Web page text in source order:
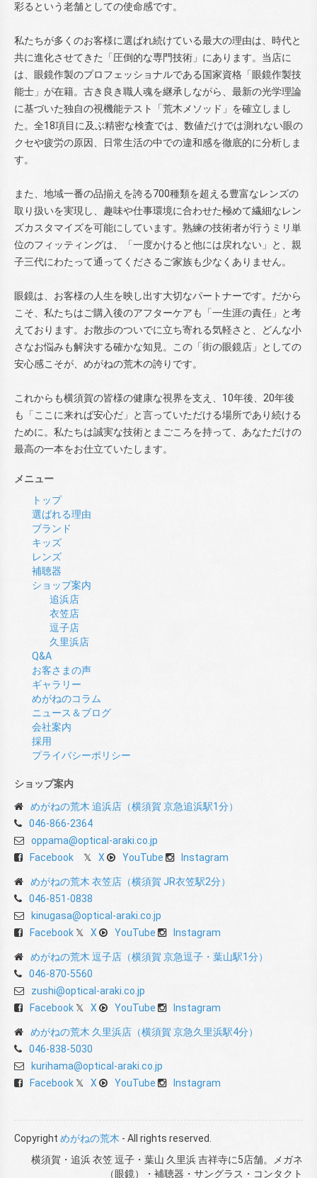
彩るという老舗としての使命感です。
私たちが多くのお客様に選ばれ続けている最大の理由は、時代と
共に進化させてきた「圧倒的な専門技術」にあります。当店に
は、眼鏡作製のプロフェッショナルである国家資格「眼鏡作製技
能士」が在籍。古き良き職人魂を継承しながら、最新の光学理論
に基づいた独自の視機能テスト「荒木メソッド」を確立しまし
た。全18項目に及ぶ精密な検査では、数値だけでは測れない眼の
クセや疲労の原因、日常生活の中での違和感を徹底的に分析しま
す。
また、地域一番の品揃えを誇る700種類を超える豊富なレンズの
取り扱いを実現し、趣味や仕事環境に合わせた極めて繊細なレン
ズカスタマイズを可能にしています。熟練の技術者が行うミリ単
位のフィッティングは、「一度かけると他には戻れない」と、親
子三代にわたって通ってくださるご家族も少なくありません。
眼鏡は、お客様の人生を映し出す大切なパートナーです。だから
こそ、私たちはご購入後のアフターケアも「一生涯の責任」と考
えております。お散歩のついでに立ち寄れる気軽さと、どんな小
さなお悩みも解決する確かな知見。この「街の眼鏡店」としての
安心感こそが、めがねの荒木の誇りです。
これからも横須賀の皆様の健康な視界を支え、10年後、20年後
も「ここに来れば安心だ」と言っていただける場所であり続ける
ために。私たちは誠実な技術とまごころを持って、あなただけの
最高の一本をお仕立ていたします。
メニュー
トップ
選ばれる理由
ブランド
キッズ
レンズ
補聴器
ショップ案内
追浜店
衣笠店
逗子店
久里浜店
Q&A
お客さまの声
ギャラリー
めがねのコラム
ニュース＆ブログ
会社案内
採用
プライバシーポリシー
ショップ案内
めがねの荒木 追浜店（横須賀 京急追浜駅1分）
046-866-2364
oppama@optical-araki.co.jp
Facebook
X YouTube Instagram
めがねの荒木 衣笠店（横須賀 JR衣笠駅2分）
046-851-0838
kinugasa@optical-araki.co.jp
Facebook
X YouTube Instagram
めがねの荒木 逗子店（横須賀 京急逗子・葉山駅1分）
046-870-5560
zushi@optical-araki.co.jp
Facebook
X YouTube Instagram
めがねの荒木 久里浜店（横須賀 京急久里浜駅4分）
046-838-5030
kurihama@optical-araki.co.jp
Facebook
X YouTube Instagram
Copyright めがねの荒木 - All rights reserved.
横須賀・追浜 衣笠 逗子・葉山 久里浜 吉祥寺に5店舗。メガネ
（眼鏡）・補聴器・サングラス・コンタクト